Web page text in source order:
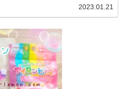
2023.01.21